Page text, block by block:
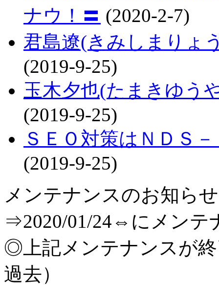
ナウ！〓 (2020-2-7)
君島遼(きみしまりょ
(2019-9-25)
玉木夕也(たまきゆう
(2019-9-25)
ＳＥＯ対策はＮＤＳ
(2019-9-25)
メンテナンスのお知ら
⇒2020/01/24⇔にメンテ
◎上記メンテナンスが
過去）